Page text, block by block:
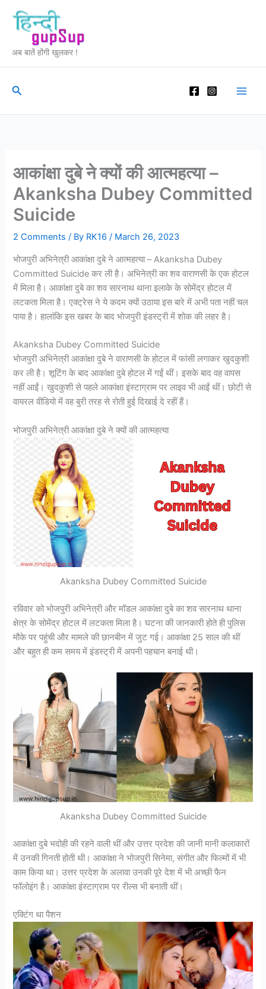
content
अब बातें होंगी खुलकर !
Search
आकांक्षा दुबे ने क्यों की आत्महत्या –
Akanksha Dubey Committed
Suicide
2 Comments / By RK16/ March 26, 2023
भोजपुरी अभिनेत्री आकांक्षा दुबे ने आत्महत्या – Akanksha Dubey
Committed Suicide कर ली है। अभिनेत्री का शव वाराणसी के एक होटल
में मिला है। आकांक्षा दुबे का शव सारनाथ थाना इलाके के सोमेंद्र होटल में
लटकता मिला है। एक्ट्रेस ने ये कदम क्यों उठाया इस बारे में अभी पता नहीं चल
पाया है। हालांकि इस खबर के बाद भोजपुरी इंडस्ट्री में शोक की लहर है।
Akanksha Dubey Committed Suicide
भोजपुरी अभिनेत्री आकांक्षा दुबे ने वाराणसी के होटल में फांसी लगाकर खुदकुशी
कर ली है। शूटिंग के बाद आकांक्षा दुबे होटल में गईं थीं। इसके बाद वह वापस
नहीं आईं। खुदकुशी से पहले आकांक्षा इंस्टाग्राम पर लाइव भी आईं थीं। छोटी से
वायरल वीडियो में वह बुरी तरह से रोती हुई दिखाई दे रहीं हैं।
भोजपुरी अभिनेत्री आकांक्षा दुबे ने क्यों की आत्महत्या
Akanksha Dubey Committed Suicide
रविवार को भोजपुरी अभिनेत्री और मॉडल आकांक्षा दुबे का शव सारनाथ थाना
क्षेत्र के सोमेंद्र होटल में लटकता मिला है। घटना की जानकारी होते ही पुलिस
मौके पर पहुंची और मामले की छानबीन में जुट गई। आकांक्षा 25 साल की थीं
और बहुत ही कम समय में इंडस्ट्री में अपनी पहचान बनाई थी।
Akanksha Dubey Committed Suicide
आकांक्षा दुबे भदोही की रहने वाली थीं और उत्तर प्रदेश की जानी मानी कलाकारों
में उनकी गिनती होती थी। आकांक्षा ने भोजपुरी सिनेमा, संगीत और फिल्मों में भी
काम किया था। उत्तर प्रदेश के अलावा उनकी पूरे देश में भी अच्छी फैन
फॉलोइंग है। आकांक्षा इंस्टाग्राम पर रील्स भी बनाती थीं।
एक्टिंग था पैशन